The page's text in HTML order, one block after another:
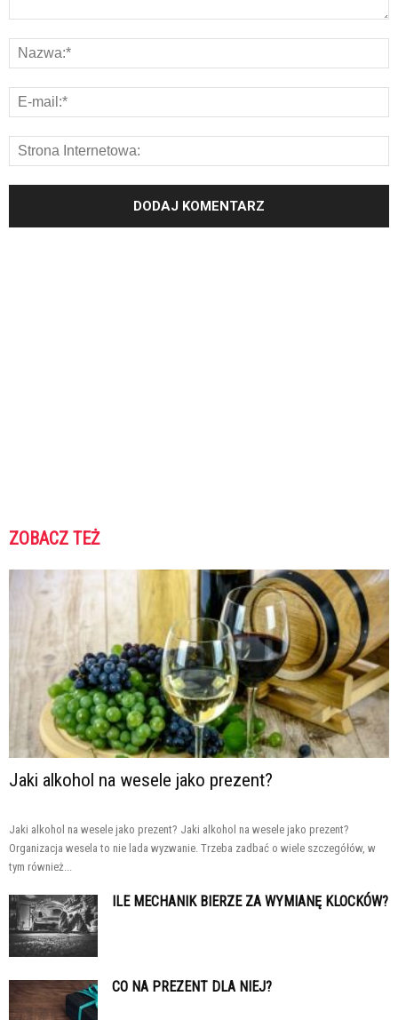
ZOBACZ TEŻ
Jaki alkohol na wesele jako prezent?
Jaki alkohol na wesele jako prezent? Jaki alkohol na wesele jako prezent?
Organizacja wesela to nie lada wyzwanie. Trzeba zadbać o wiele szczegółów, w
tym również...
ILE MECHANIK BIERZE ZA WYMIANĘ KLOCKÓW?
CO NA PREZENT DLA NIEJ?